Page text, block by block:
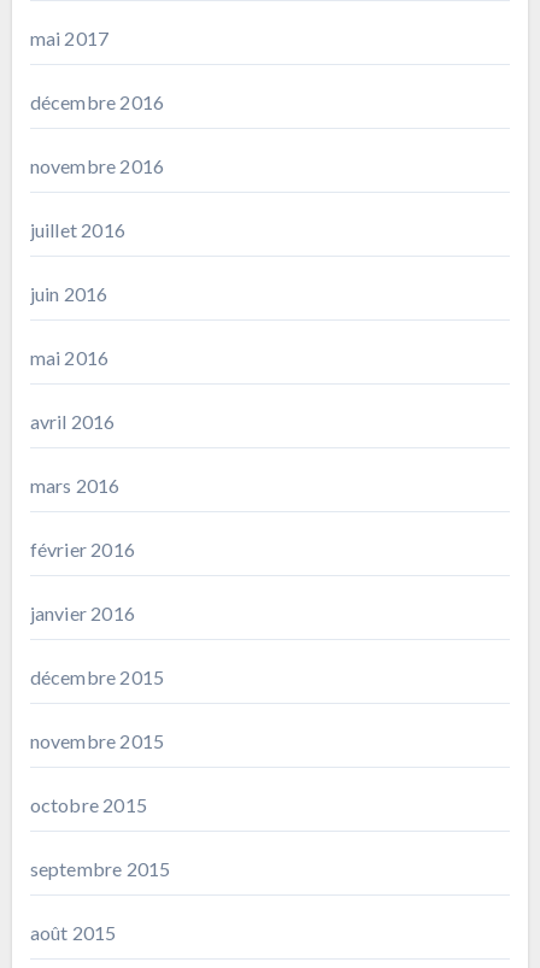
mai 2017
décembre 2016
novembre 2016
juillet 2016
juin 2016
mai 2016
avril 2016
mars 2016
février 2016
janvier 2016
décembre 2015
novembre 2015
octobre 2015
septembre 2015
août 2015